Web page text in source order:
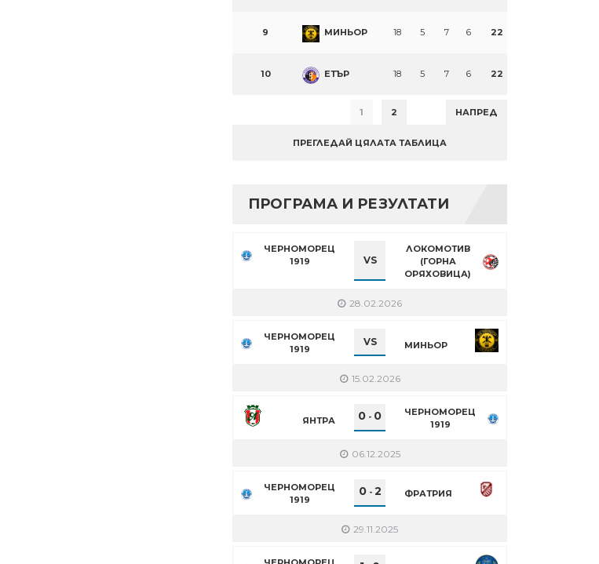
9 МИНЬОР 18 5 7 6 22
10 ЕТЪР 18 5 7 6 22
1 2 НАПРЕД
ПРЕГЛЕДАЙ ЦЯЛАТА ТАБЛИЦА
ПРОГРАМА И РЕЗУЛТАТИ
ЧЕРНОМОРЕЦ
1919
VS
ЛОКОМОТИВ
(ГОРНА
ОРЯХОВИЦА)
28.02.2026
ЧЕРНОМОРЕЦ
1919
VS МИНЬОР
15.02.2026
ЯНТРА 0 - 0
ЧЕРНОМОРЕЦ
1919
06.12.2025
ЧЕРНОМОРЕЦ
1919
0- 2 ФРАТРИЯ
29.11.2025